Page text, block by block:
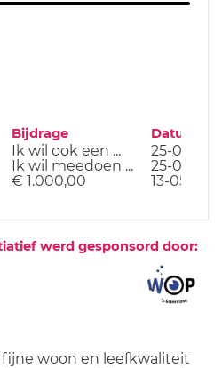
Bijdrage Datum
Ik wil ook een ...
25-09-25
Ik wil meedoen ...
25-09-25
€ 1.000,00 13-05-25
werd gesponsord door:
woon en leefkwaliteit